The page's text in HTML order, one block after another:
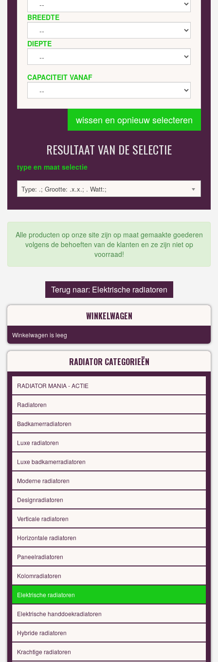
BREEDTE
DIEPTE
CAPACITEIT VANAF
wissen en opnieuw selecteren
RESULTAAT VAN DE SELECTIE
type en maat selectie
Type: .; Grootte: .x.x.; . Watt:;
Alle producten op onze site zijn op maat gemaakte goederen
volgens de behoeften van de klanten en ze zijn niet op
voorraad!
Terug naar: Elektrische radiatoren
WINKELWAGEN
Winkelwagen is leeg
RADIATOR CATEGORIEËN
RADIATOR MANIA - ACTIE
Radiatoren
Badkamerradiatoren
Luxe radiatoren
Luxe badkamerradiatoren
Moderne radiatoren
Designradiatoren
Verticale radiatoren
Horizontale radiatoren
Paneelradiatoren
Kolomradiatoren
Elektrische radiatoren
Elektrische handdoekradiatoren
Hybride radiatoren
Krachtige radiatoren